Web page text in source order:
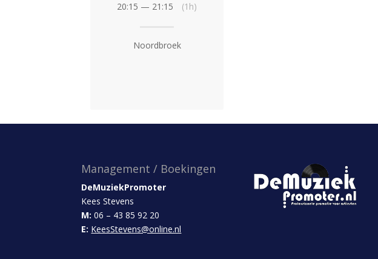
20:15 — 21:15 (1h)
Noordbroek
Management / Boekingen
DeMuziekPromoter
Kees Stevens
M: 06 – 43 85 92 20
E: KeesStevens@online.nl